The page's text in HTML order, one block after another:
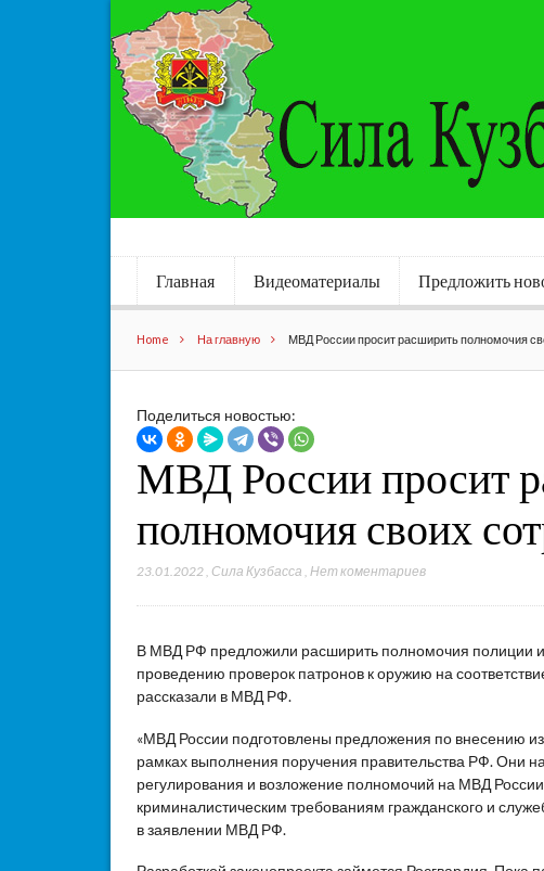
Главная Видеоматериалы Предложить
Home На главную МВД России просит расширить полномочия
Поделиться новостью:
МВД России просит
полномочия своих
23.01.2022 Сила Кузбасса ,Нет коментариев
В МВД РФ предложили расширить полномочия полиции и
проведению проверок патронов к оружию на
рассказали в МВД РФ.
«МВД России подготовлены предложения по внесению
рамках выполнения поручения правительства РФ. Они
регулирования и возложение полномочий на МВД
криминалистическим требованиям гражданского и
в заявлении МВД РФ.